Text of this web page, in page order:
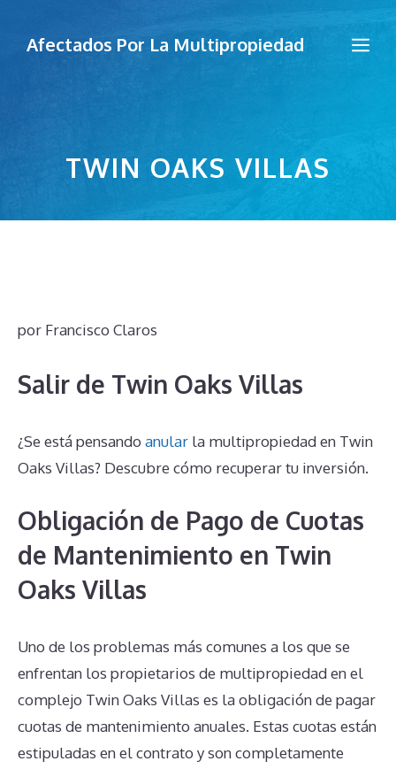
Afectados Por La Multipropiedad
TWIN OAKS VILLAS
por Francisco Claros
Salir de Twin Oaks Villas
¿Se está pensando anular la multipropiedad en Twin
Oaks Villas? Descubre cómo recuperar tu inversión.
Obligación de Pago de Cuotas
de Mantenimiento en Twin
Oaks Villas
Uno de los problemas más comunes a los que se
enfrentan los propietarios de multipropiedad en el
complejo Twin Oaks Villas es la obligación de pagar
cuotas de mantenimiento anuales. Estas cuotas están
estipuladas en el contrato y son completamente